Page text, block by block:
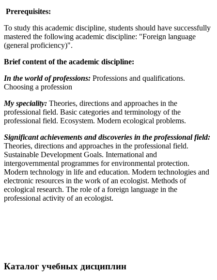
Prerequisites:
To study this academic discipline, students should have successfully
mastered the following academic discipline: "Foreign language
(general proficiency)".
Brief content of the academic discipline:
In the world of professions: Professions and qualifications.
Choosing a profession
My speciality: Theories, directions and approaches in the
professional field. Basic categories and terminology of the
professional field. Ecosystem. Modern ecological problems.
Significant achievements and discoveries in the professional field:
Theories, directions and approaches in the professional field.
Sustainable Development Goals. International and
intergovernmental programmes for environmental protection.
Modern technology in life and education. Modern technologies and
electronic resources in the work of an ecologist. Methods of
ecological research. The role of a foreign language in the
professional activity of an ecologist.
Каталог учебных дисциплин